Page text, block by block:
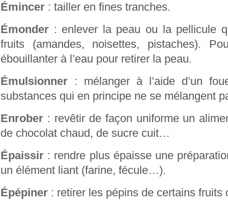
Émincer : tailler en fines tranches.
Émonder : enlever la peau ou la pellicule
fruits (amandes, noisettes, pistaches).
ébouillanter à l’eau pour retirer la peau.
Émulsionner : mélanger à l’aide d’un
substances qui en principe ne se mélangent
Enrober : revêtir de façon uniforme un
de chocolat chaud, de sucre cuit…
Épaissir : rendre plus épaisse une
un élément liant (farine, fécule…).
Épépiner : retirer les pépins de certains fruits